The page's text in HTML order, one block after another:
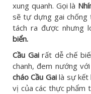
xung quanh. Gọi là
sẽ tự dựng gai chống
tách ra được nhưng
biển.
Cầu Gairất dễ chế
chanh, đem nướng
cháo Cầu Gailà sự kết
vị của các thực phẩm